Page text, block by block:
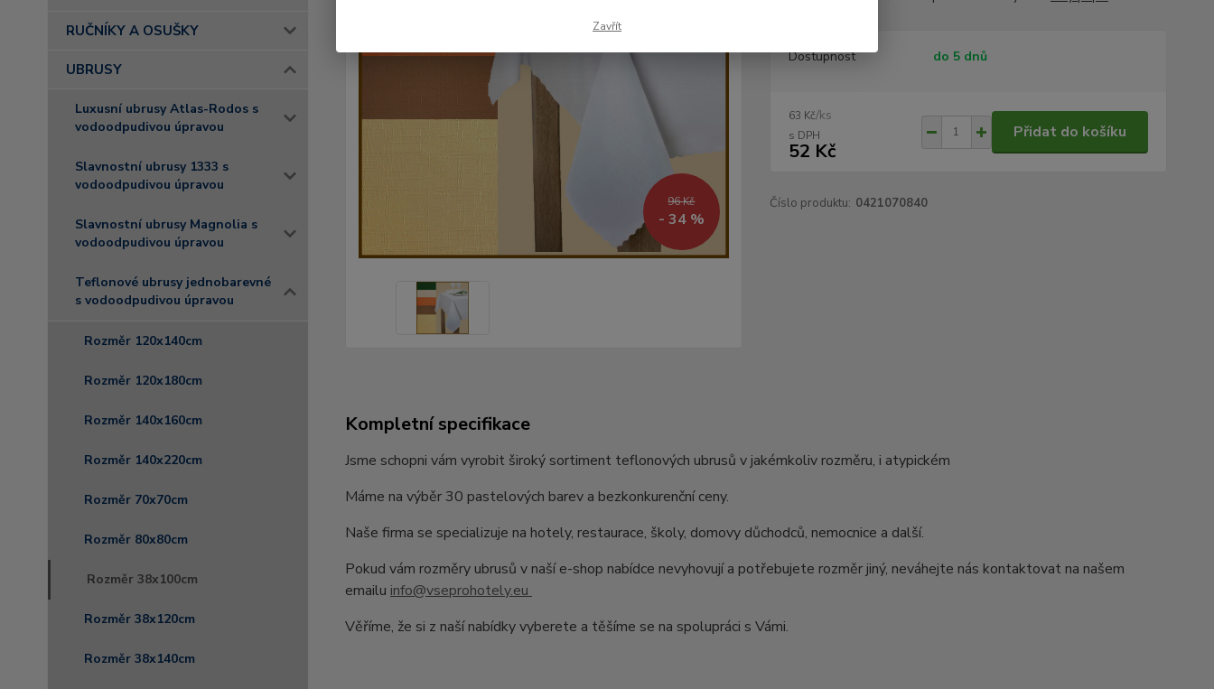
RUČNÍKY A OSUŠKY
UBRUSY
Luxusní ubrusy Atlas-Rodos s
vodoodpudivou úpravou
Slavnostní ubrusy 1333 s
vodoodpudivou úpravou
Slavnostní ubrusy Magnolia s
vodoodpudivou úpravou
Teflonové ubrusy jednobarevné
s vodoodpudivou úpravou
Rozměr 120x140cm
Rozměr 120x180cm
Rozměr 140x160cm
Rozměr 140x220cm
Rozměr 70x70cm
Rozměr 80x80cm
Rozměr 38x100cm
Rozměr 38x120cm
Rozměr 38x140cm
96 Kč
- 34 %
Dostupnost do 5 dnů
63 Kč/ks
52 Kč
Přidat do košíku
Číslo produktu: 0421070840
Kompletní specifikace
Jsme schopni vám vyrobit široký sortiment teflonových ubrusů v jakémkoliv rozměru, i atypickém
Máme na výběr 30 pastelových barev a bezkonkurenční ceny.
Naše firma se specializuje na hotely, restaurace, školy, domovy důchodců, nemocnice a další.
Pokud vám rozměry ubrusů v naší e-shop nabídce nevyhovují a potřebujete rozměr jiný, neváhejte nás kontaktovat na našem
emailu info@vseprohotely.eu
Věříme, že si z naší nabídky vyberete a těšíme se na spolupráci s Vámi.
Zavřít